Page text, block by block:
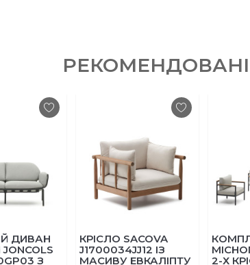
З
КРІСЛО SACOVA
J1700034JJ12 ІЗ
МАСИВУ ЕВКАЛІПТУ
КОМПЛЕКТ
МІСНОГО
2-Х КРІСЕЛ